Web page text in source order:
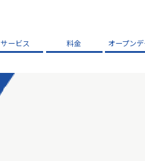
サービス 料金 オープン